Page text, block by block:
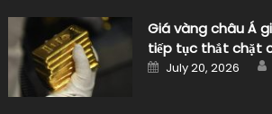
Giá vàng châu Á
tiếp tục thắt chặt
Posted
on
July 20, 2026